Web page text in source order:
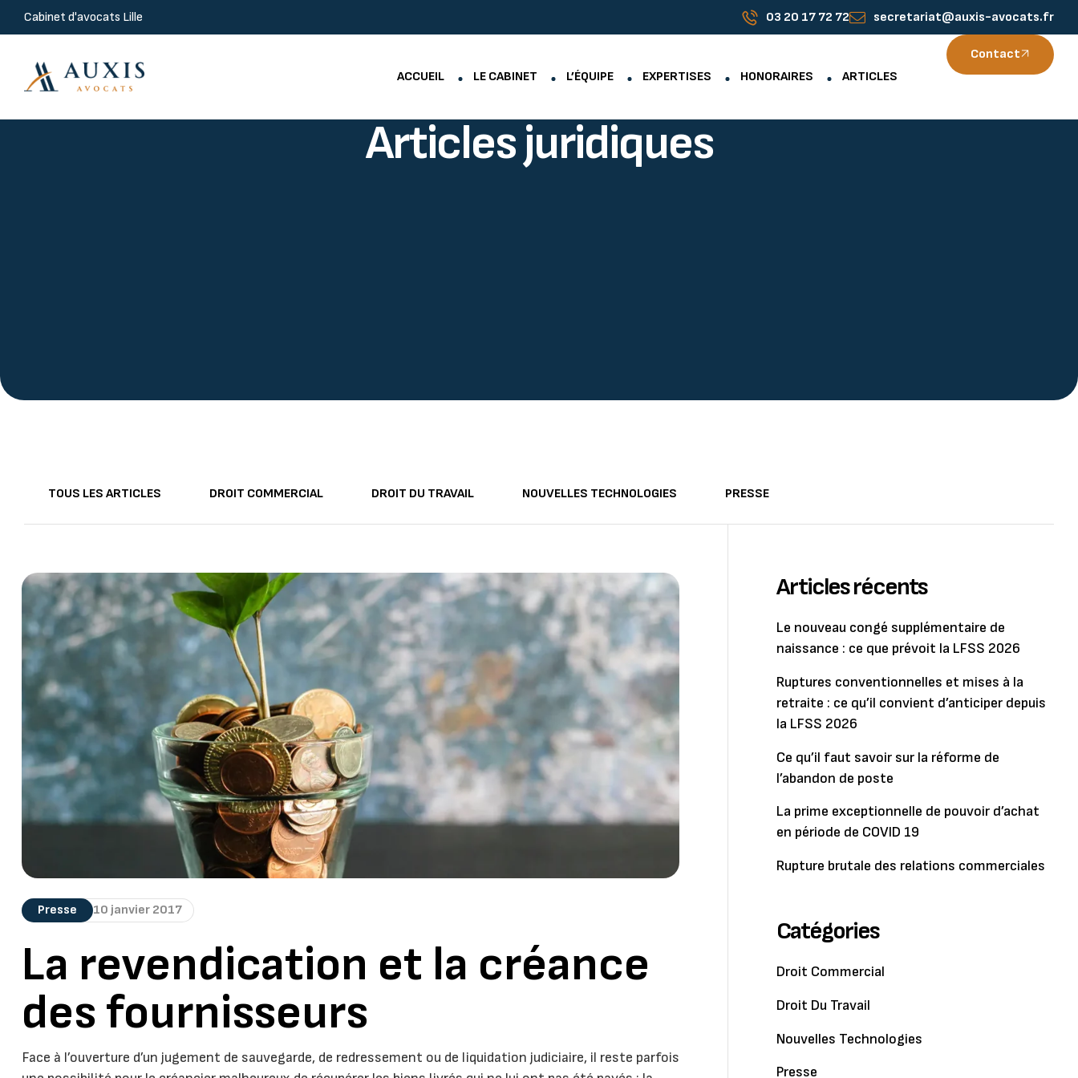
Cabinet d'avocats Lille 03 20 17 72 72 secretariat@auxis-avocats.fr
ACCUEIL LE CABINET L’ÉQUIPE EXPERTISES HONORAIRES ARTICLES
Contact
Articles juridiques
TOUS LES ARTICLES DROIT COMMERCIAL DROIT DU TRAVAIL NOUVELLES TECHNOLOGIES PRESSE
Presse 10 janvier 2017
La revendication et la créance
des fournisseurs
Face à l’ouverture d’un jugement de sauvegarde, de redressement ou de liquidation judiciaire, il reste parfois
Articles récents
Le nouveau congé supplémentaire de
naissance : ce que prévoit la LFSS 2026
Ruptures conventionnelles et mises à la
retraite : ce qu’il convient d’anticiper depuis
la LFSS 2026
Ce qu’il faut savoir sur la réforme de
l’abandon de poste
La prime exceptionnelle de pouvoir d’achat
en période de COVID 19
Rupture brutale des relations commerciales
Catégories
Droit Commercial
Droit Du Travail
Nouvelles Technologies
Presse